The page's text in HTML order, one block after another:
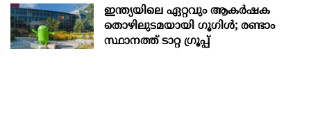
ഇന്ത്യയിലെ ഏറ്റവും ആകര്‍ഷക
തൊഴിലുടമയായി ഗൂഗിള്‍; രണ്ടാം
സ്ഥാനത്ത് ടാറ്റ ഗ്രൂപ്പ്